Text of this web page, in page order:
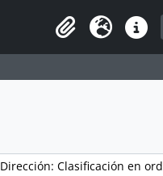
Portapapeles
Idioma
Dirección: Clasificación en